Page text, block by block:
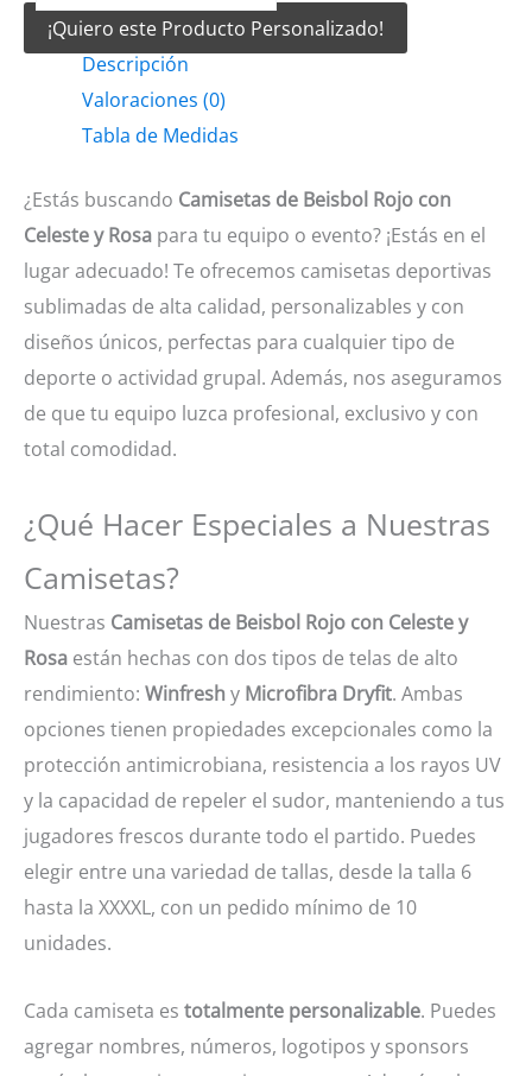
Beisbol
celeste
cantidad
¡Quiero este Producto Personalizado!
Descripción
Valoraciones (0)
Tabla de Medidas
¿Estás buscando Camisetas de Beisbol Rojo con
Celeste y Rosa para tu equipo o evento? ¡Estás en el
lugar adecuado! Te ofrecemos camisetas deportivas
sublimadas de alta calidad, personalizables y con
diseños únicos, perfectas para cualquier tipo de
deporte o actividad grupal. Además, nos aseguramos
de que tu equipo luzca profesional, exclusivo y con
total comodidad.
¿Qué Hacer Especiales a Nuestras
Camisetas?
Nuestras Camisetas de Beisbol Rojo con Celeste y
Rosa están hechas con dos tipos de telas de alto
rendimiento: Winfresh y Microfibra Dryfit. Ambas
opciones tienen propiedades excepcionales como la
protección antimicrobiana, resistencia a los rayos UV
y la capacidad de repeler el sudor, manteniendo a tus
jugadores frescos durante todo el partido. Puedes
elegir entre una variedad de tallas, desde la talla 6
hasta la XXXXL, con un pedido mínimo de 10
unidades.
Cada camiseta es totalmente personalizable. Puedes
agregar nombres, números, logotipos y sponsors